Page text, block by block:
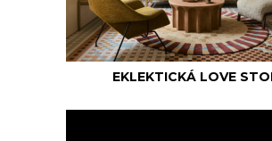
EKLEKTICKÁ LOVE